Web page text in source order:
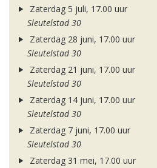
Zaterdag 5 juli, 17.00 uur
Sleutelstad 30
Zaterdag 28 juni, 17.00 uur
Sleutelstad 30
Zaterdag 21 juni, 17.00 uur
Sleutelstad 30
Zaterdag 14 juni, 17.00 uur
Sleutelstad 30
Zaterdag 7 juni, 17.00 uur
Sleutelstad 30
Zaterdag 31 mei, 17.00 uur